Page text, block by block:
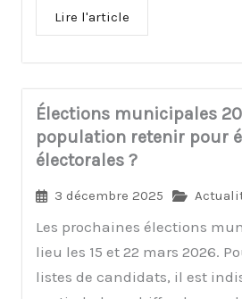
Lire l'article
Élections municipales
population retenir pour
électorales ?
3 décembre 2025
Les prochaines élections
lieu les 15 et 22 mars 2026.
listes de candidats, il est